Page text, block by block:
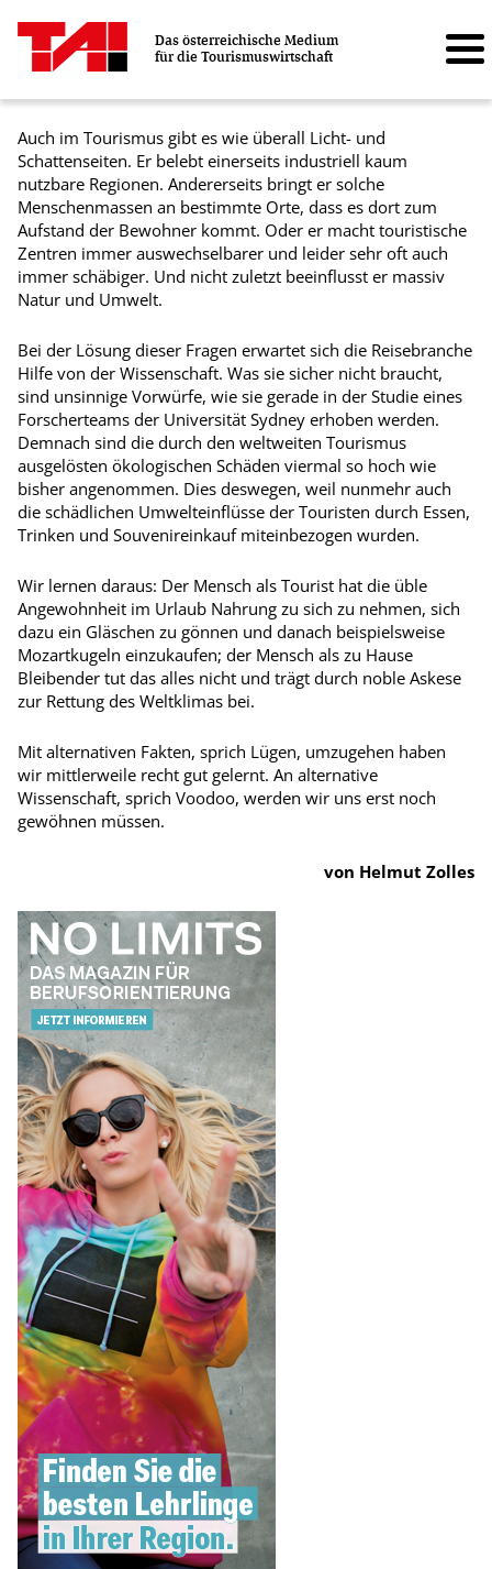
Das österreichische Medium
für die Tourismuswirtschaft
Auch im Tourismus gibt es wie überall Licht- und
Schattenseiten. Er belebt einerseits industriell kaum
nutzbare Regionen. Andererseits bringt er solche
Menschenmassen an bestimmte Orte, dass es dort zum
Aufstand der Bewohner kommt. Oder er macht touristische
Zentren immer auswechselbarer und leider sehr oft auch
immer schäbiger. Und nicht zuletzt beeinflusst er massiv
Natur und Umwelt.
Bei der Lösung dieser Fragen erwartet sich die Reisebranche
Hilfe von der Wissenschaft. Was sie sicher nicht braucht,
sind unsinnige Vorwürfe, wie sie gerade in der Studie eines
Forscherteams der Universität Sydney erhoben werden.
Demnach sind die durch den weltweiten Tourismus
ausgelösten ökologischen Schäden viermal so hoch wie
bisher angenommen. Dies deswegen, weil nunmehr auch
die schädlichen Umwelteinflüsse der Touristen durch Essen,
Trinken und Souvenireinkauf miteinbezogen wurden.
Wir lernen daraus: Der Mensch als Tourist hat die üble
Angewohnheit im Urlaub Nahrung zu sich zu nehmen, sich
dazu ein Gläschen zu gönnen und danach beispielsweise
Mozartkugeln einzukaufen; der Mensch als zu Hause
Bleibender tut das alles nicht und trägt durch noble Askese
zur Rettung des Weltklimas bei.
Mit alternativen Fakten, sprich Lügen, umzugehen haben
wir mittlerweile recht gut gelernt. An alternative
Wissenschaft, sprich Voodoo, werden wir uns erst noch
gewöhnen müssen.
von Helmut Zolles